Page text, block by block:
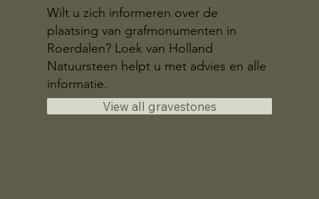
Wilt u zich informeren over de
plaatsing van grafmonumenten in
Roerdalen? Loek van Holland
Natuursteen helpt u met advies en alle
informatie.
View all gravestones